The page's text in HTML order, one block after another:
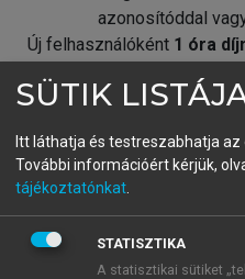
azonosítóddal
Új felhasználóként 1 óra
fiókoddal,vagy
A regisztráció után a
BELÉPÉS SAJÁT
SÜTIK
Itt láthatja és testreszabhatja
További információért kérjük,
tájékoztatónkat
STATISZTIKA
A statisztikai sütiket